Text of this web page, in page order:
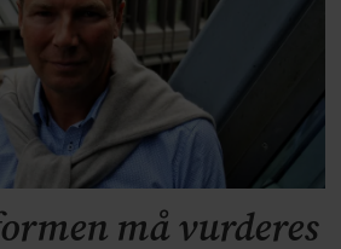
må vurderes